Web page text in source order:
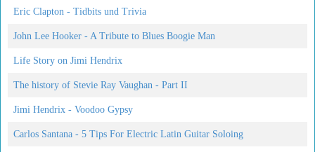
Eric Clapton - Tidbits und Trivia
John Lee Hooker - A Tribute to Blues Boogie Man
Life Story on Jimi Hendrix
The history of Stevie Ray Vaughan - Part II
Jimi Hendrix - Voodoo Gypsy
Carlos Santana - 5 Tips For Electric Latin Guitar Soloing